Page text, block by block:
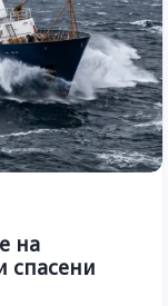
на
спасени